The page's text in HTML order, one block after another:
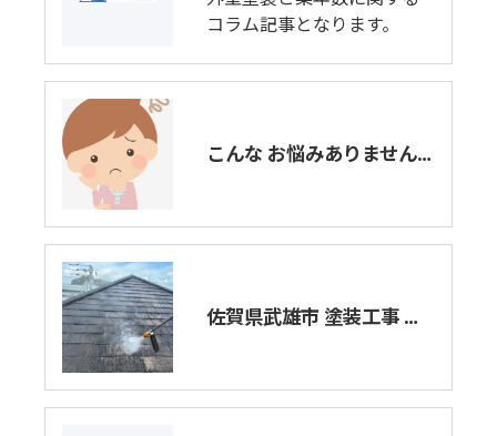
コラム記事となります。
こんな お悩みありませんか❓
佐賀県武雄市 塗装工事 洗浄作業